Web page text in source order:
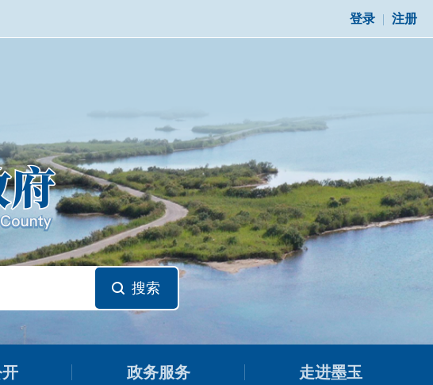
登录 | 注册
搜索
政务服务 走进墨玉